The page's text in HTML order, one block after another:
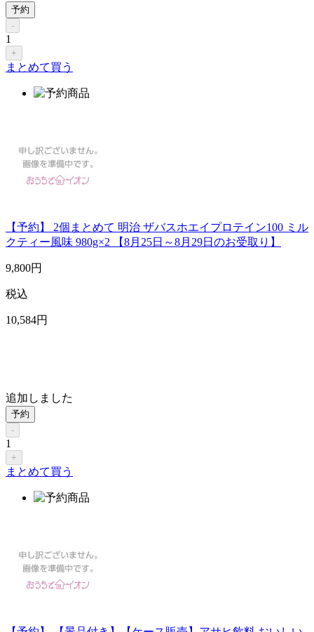
予約
-
1
+
まとめて買う
【予約】 2個まとめて 明治 ザバスホエイプロテイン100 ミル
クティー風味 980g×2 【8月25日～8月29日のお受取り】
9,800円
税込
10,584円
追加しました
予約
-
1
+
まとめて買う